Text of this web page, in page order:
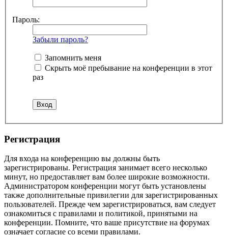
Пароль:
Забыли пароль?
Запомнить меня
Скрыть моё пребывание на конференции в этот
раз
Регистрация
Для входа на конференцию вы должны быть
зарегистрированы. Регистрация занимает всего несколько
минут, но предоставляет вам более широкие возможности.
Администратором конференции могут быть установлены
также дополнительные привилегии для зарегистрированных
пользователей. Прежде чем зарегистрироваться, вам следует
ознакомиться с правилами и политикой, принятыми на
конференции. Помните, что ваше присутствие на форумах
означает согласие со всеми правилами.